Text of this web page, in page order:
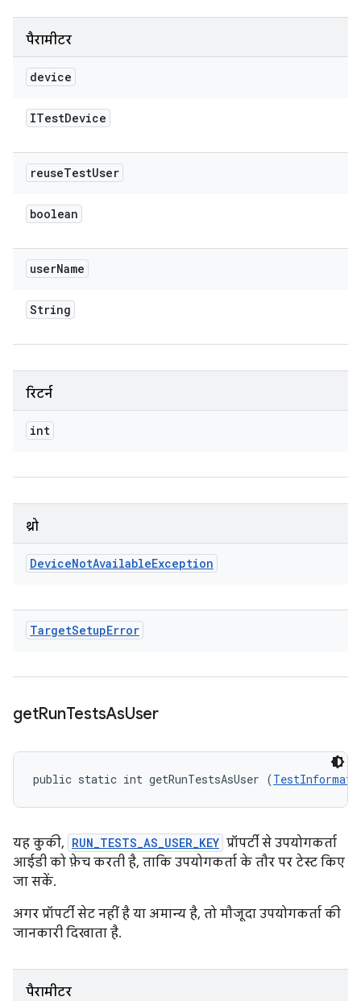
पैरामीटर
device
ITestDevice
reuseTestUser
boolean
userName
String
रिटर्न
int
थ्रो
DeviceNotAvailableException
TargetSetupError
getRunTestsAsUser
public static int getRunTestsAsUser (
यह कुकी, RUN_TESTS_AS_USER_KEY प्रॉपर्टी से उपयोगकर्ता
आईडी को फ़ेच करती है, ताकि उपयोगकर्ता के तौर पर टेस्ट किए
जा सकें.
अगर प्रॉपर्टी सेट नहीं है या अमान्य है, तो मौजूदा उपयोगकर्ता की
जानकारी दिखाता है.
पैरामीटर